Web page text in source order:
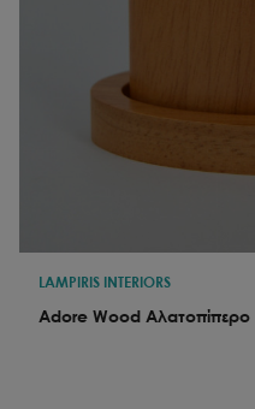
LAMPIRIS INTERIORS
Adore Wood Αλατοπίπερο